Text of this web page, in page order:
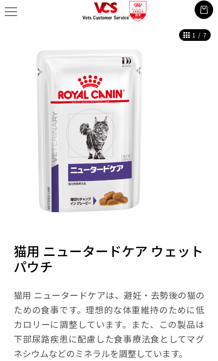
1 / 7
猫用 ニュータードケア ウェット
パウチ
猫用 ニュータードケアは、避妊・去勢後の猫の
ための食事です。理想的な体重維持のために低
カロリーに調整しています。また、この製品は
下部尿路疾患に配慮した食事療法食としてマグ
ネシウムなどのミネラルを調整しています。